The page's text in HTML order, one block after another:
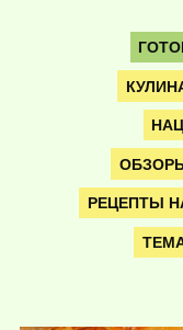
РЕЦЕПТЫ